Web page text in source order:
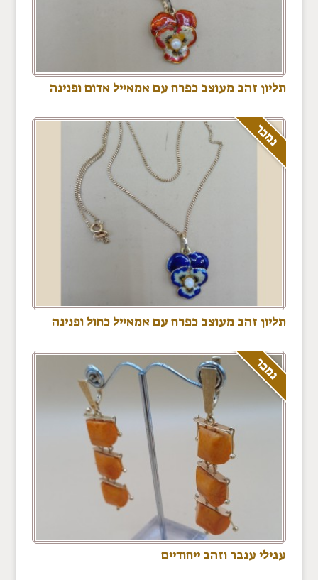
תליון זהב מעוצב כפרח עם אמאייל אדום ופנינה
נמכר
תליון זהב מעוצב כפרח עם אמאייל כחול ופנינה
נמכר
עגילי ענבר וזהב ייחודיים